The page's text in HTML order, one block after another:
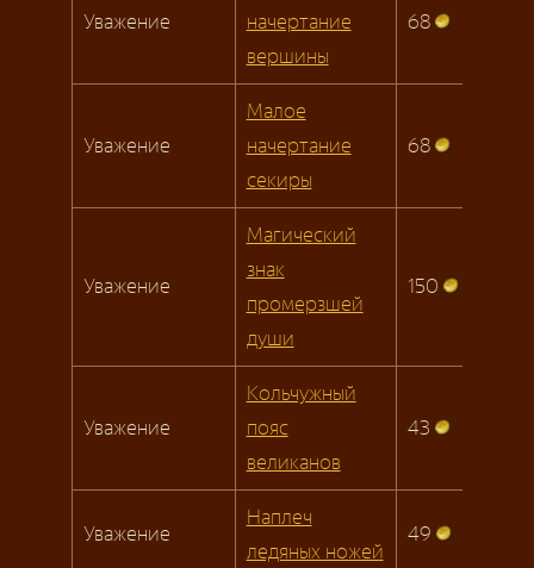
Уважение
начертание
вершины
68
Уважение
Малое
начертание
секиры
68
Уважение
Магический
знак
промерзшей
души
150
Уважение
Кольчужный
пояс
великанов
43
Уважение
Наплеч
ледяных ножей
49